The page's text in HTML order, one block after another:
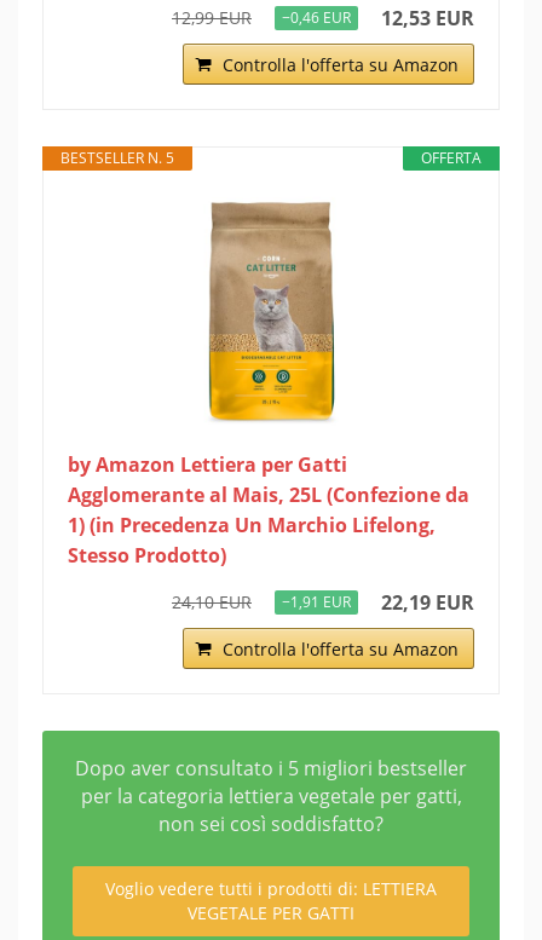
12,99 EUR −0,46 EUR 12,53 EUR
Controlla l'offerta su Amazon
OFFERTA
BESTSELLER N. 5
by Amazon Lettiera per Gatti
Agglomerante al Mais, 25L (Confezione da
1) (in Precedenza Un Marchio Lifelong,
Stesso Prodotto)
24,10 EUR −1,91 EUR 22,19 EUR
Controlla l'offerta su Amazon
Dopo aver consultato i 5 migliori bestseller
per la categoria lettiera vegetale per gatti,
non sei così soddisfatto?
Voglio vedere tutti i prodotti di: LETTIERA
VEGETALE PER GATTI